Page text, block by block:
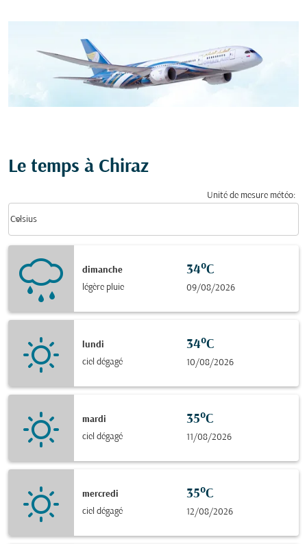
Le temps à Chiraz
Unité de mesure météo:
Celsius
keyboard_arrow_down
dimanche
légère pluie
34°C
09/08/2026
lundi
ciel dégagé
34°C
10/08/2026
mardi
ciel dégagé
35°C
11/08/2026
mercredi
ciel dégagé
35°C
12/08/2026